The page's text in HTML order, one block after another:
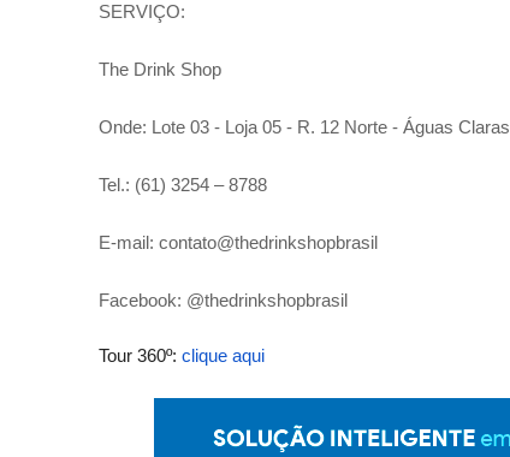
SERVIÇO:
The Drink Shop
Onde: Lote 03 - Loja 05 - R. 12 Norte - Águas Claras
Tel.: (61) 3254 – 8788
E-mail: contato@thedrinkshopbrasil
Facebook: @thedrinkshopbrasil
Tour 360º: clique aqui